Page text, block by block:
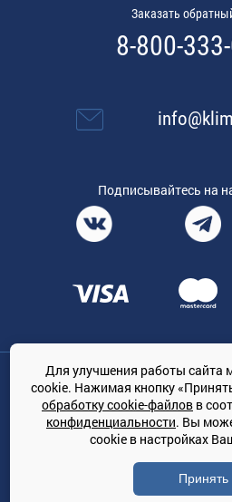
Заказать
8-800-
Подписывайтесь на
Общество с ограниченной
1167847364079, 197022, г. Санкт-
КЛИМАТПРОФ.ONLINE - оптовая
климатической техники
© Сайт принадлежит
Политика
Для улучшения работы сайта
cookie. Нажимая кнопку
обработку cookie-файлов в
конфиденциальности. Вы
cookie в настройках
Принять